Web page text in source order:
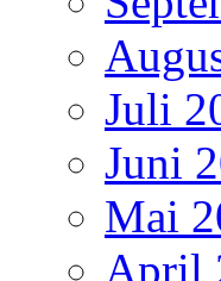
Juli
Juni
Mai
April